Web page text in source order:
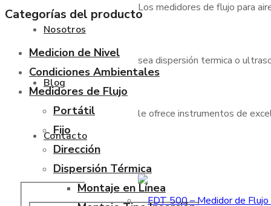
Nosotros
Blog
Contacto
Los medidores de flujo para
sea dispersión termica o
le ofrece instrumentos de
Categorías del producto
Medicion de Nivel
Condiciones Ambientales
Medidores de Flujo
Portátil
Fijo
Dirección
Dispersión Térmica
Montaje en Línea